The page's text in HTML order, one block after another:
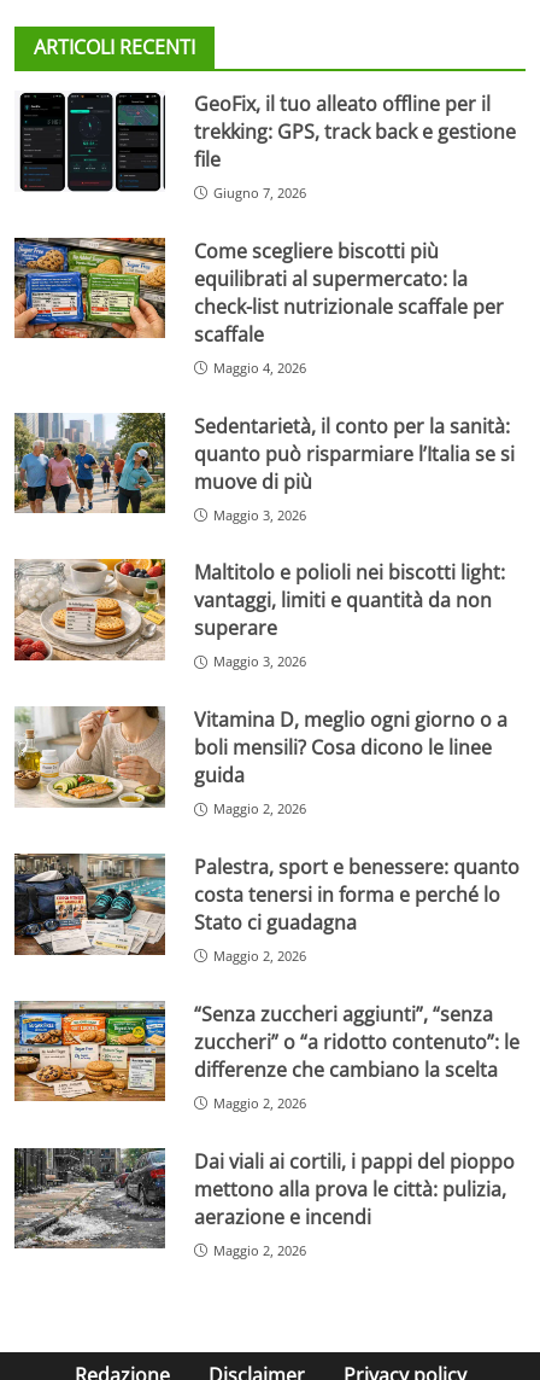
ARTICOLI RECENTI
GeoFix, il tuo alleato offline per il
trekking: GPS, track back e gestione
file
Giugno 7, 2026
Come scegliere biscotti più
equilibrati al supermercato: la
check-list nutrizionale scaffale per
scaffale
Maggio 4, 2026
Sedentarietà, il conto per la sanità:
quanto può risparmiare l’Italia se si
muove di più
Maggio 3, 2026
Maltitolo e polioli nei biscotti light:
vantaggi, limiti e quantità da non
superare
Maggio 3, 2026
Vitamina D, meglio ogni giorno o a
boli mensili? Cosa dicono le linee
guida
Maggio 2, 2026
Palestra, sport e benessere: quanto
costa tenersi in forma e perché lo
Stato ci guadagna
Maggio 2, 2026
“Senza zuccheri aggiunti”, “senza
zuccheri” o “a ridotto contenuto”: le
differenze che cambiano la scelta
Maggio 2, 2026
Dai viali ai cortili, i pappi del pioppo
mettono alla prova le città: pulizia,
aerazione e incendi
Maggio 2, 2026